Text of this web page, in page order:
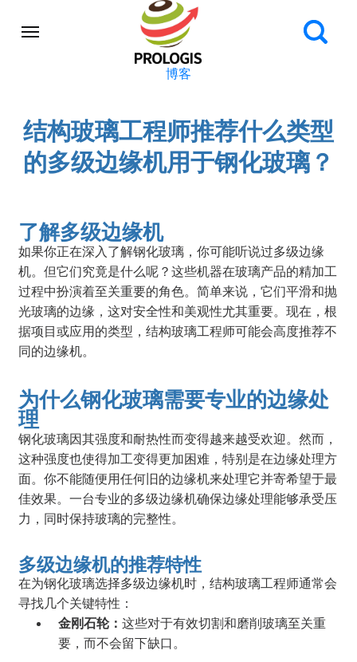
博客
结构玻璃工程师推荐什么类型
的多级边缘机用于钢化玻璃？
了解多级边缘机
如果你正在深入了解钢化玻璃，你可能听说过多级边缘
机。但它们究竟是什么呢？这些机器在玻璃产品的精加工
过程中扮演着至关重要的角色。简单来说，它们平滑和抛
光玻璃的边缘，这对安全性和美观性尤其重要。现在，根
据项目或应用的类型，结构玻璃工程师可能会高度推荐不
同的边缘机。
为什么钢化玻璃需要专业的边缘处
理
钢化玻璃因其强度和耐热性而变得越来越受欢迎。然而，
这种强度也使得加工变得更加困难，特别是在边缘处理方
面。你不能随便用任何旧的边缘机来处理它并寄希望于最
佳效果。一台专业的多级边缘机确保边缘处理能够承受压
力，同时保持玻璃的完整性。
多级边缘机的推荐特性
在为钢化玻璃选择多级边缘机时，结构玻璃工程师通常会
寻找几个关键特性：
金刚石轮：这些对于有效切割和磨削玻璃至关重
要，而不会留下缺口。